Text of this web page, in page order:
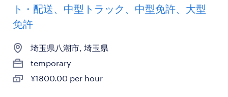
ト・配送、中型トラック、中型免許、大型
免許
埼玉県八潮市, 埼玉県
temporary
¥1800.00 per hour